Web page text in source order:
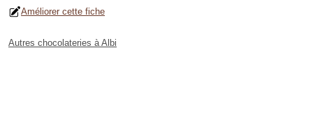
Améliorer cette fiche
Autres chocolateries à Albi